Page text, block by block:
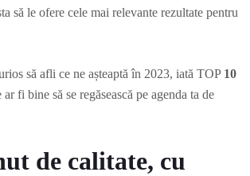
să le ofere cele mai relevante rezultate pentru
să afli ce ne așteaptă în 2023, iată TOP 10
ar fi bine să se regăsească pe agenda ta de
de calitate, cu